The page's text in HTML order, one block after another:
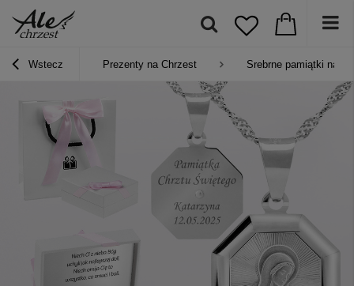
Wstecz Prezenty na Chrzest Srebrne pamiątki na